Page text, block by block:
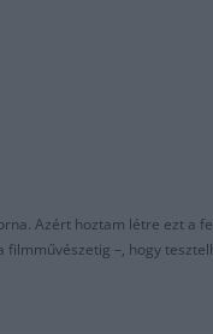
Azért hoztam létre ezt a
–, hogy